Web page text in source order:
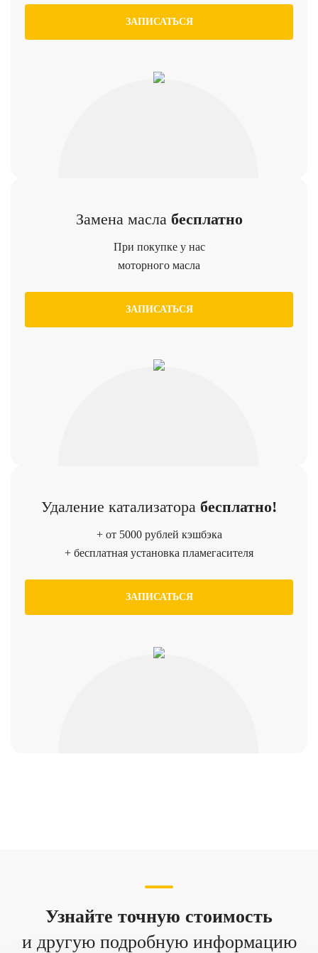
ЗАПИСАТЬСЯ
Замена масла бесплатно
При покупке у нас
моторного масла
ЗАПИСАТЬСЯ
Удаление катализатора бесплатно!
+ от 5000 рублей кэшбэка
+ бесплатная установка пламегасителя
ЗАПИСАТЬСЯ
Узнайте точную стоимость
и другую подробную информацию